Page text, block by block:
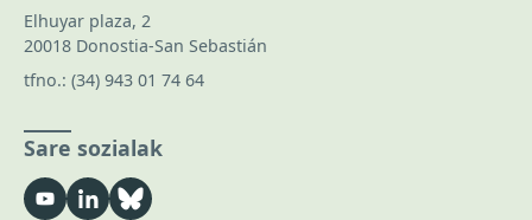
Elhuyar plaza, 2
20018 Donostia-San Sebastián
tfno.: (34) 943 01 74 64
Sare sozialak